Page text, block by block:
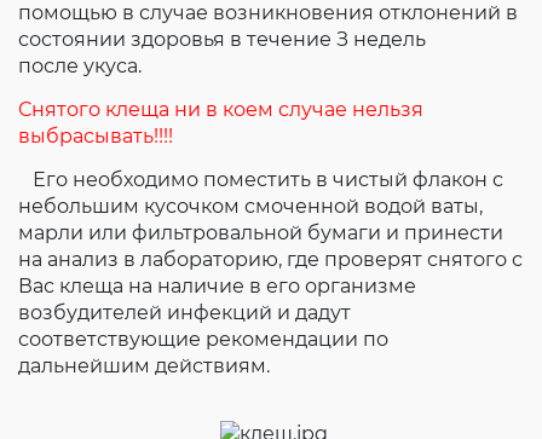
помощью в случае возникновения отклонений в
состоянии здоровья в течение З недель
после укуса.
Снятого клеща ни в коем случае нельзя
выбрасывать!!!!
Его необходимо поместить в чистый флакон с
небольшим кусочком смоченной водой ваты,
марли или фильтровальной бумаги и принести
на анализ в лабораторию, где проверят снятого с
Вас клеща на наличие в его организме
возбудителей инфекций и дадут
соответствующие рекомендации по
дальнейшим действиям.